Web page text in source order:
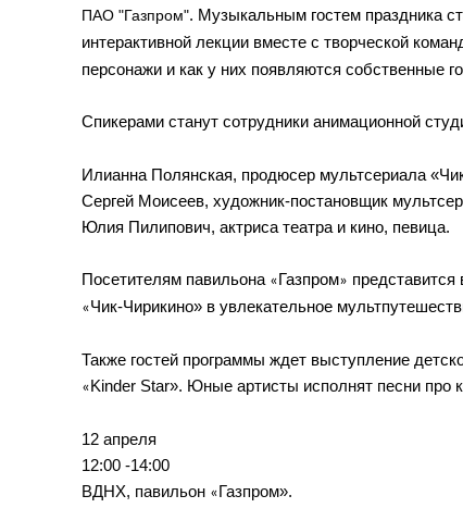
ПАО "Газпром". Музыкальным гостем праздника
интерактивной лекции вместе с творческой
персонажи и как у них появляются собственные
Спикерами станут сотрудники анимационной
Илианна Полянская, продюсер мультсериала
Сергей Моисеев, художник-постановщик
Юлия Пилипович, актриса театра и кино, певица.
Посетителям павильона «Газпром»
«Чик-Чирикино» в увлекательное
Также гостей программы ждет выступление
«Kinder Star». Юные артисты исполнят песни про
12 апреля
12:00 -14:00
ВДНХ, павильон «Газпром».